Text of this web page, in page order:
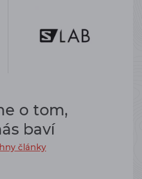
o tom,
baví
články